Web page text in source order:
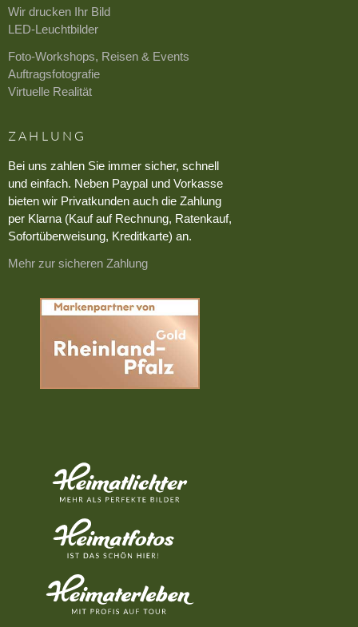
Wir drucken Ihr Bild
LED-Leuchtbilder
Foto-Workshops, Reisen & Events
Auftragsfotografie
Virtuelle Realität
ZAHLUNG
Bei uns zahlen Sie immer sicher, schnell
und einfach. Neben Paypal und Vorkasse
bieten wir Privatkunden auch die Zahlung
per Klarna (Kauf auf Rechnung, Ratenkauf,
Sofortüberweisung, Kreditkarte) an.
Mehr zur sicheren Zahlung